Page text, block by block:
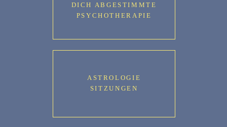
DICH ABGESTIMMTE
PSYCHOTHERAPIE
ASTROLOGIE
SITZUNGEN